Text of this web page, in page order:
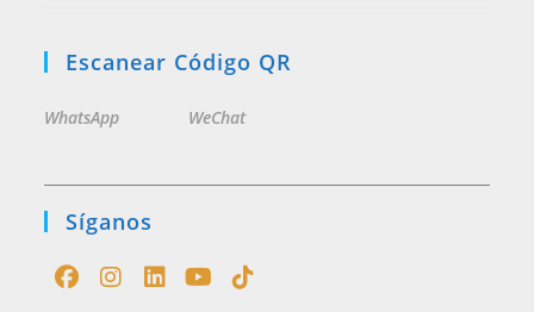
Escanear Código QR
WhatsApp WeChat
Síganos